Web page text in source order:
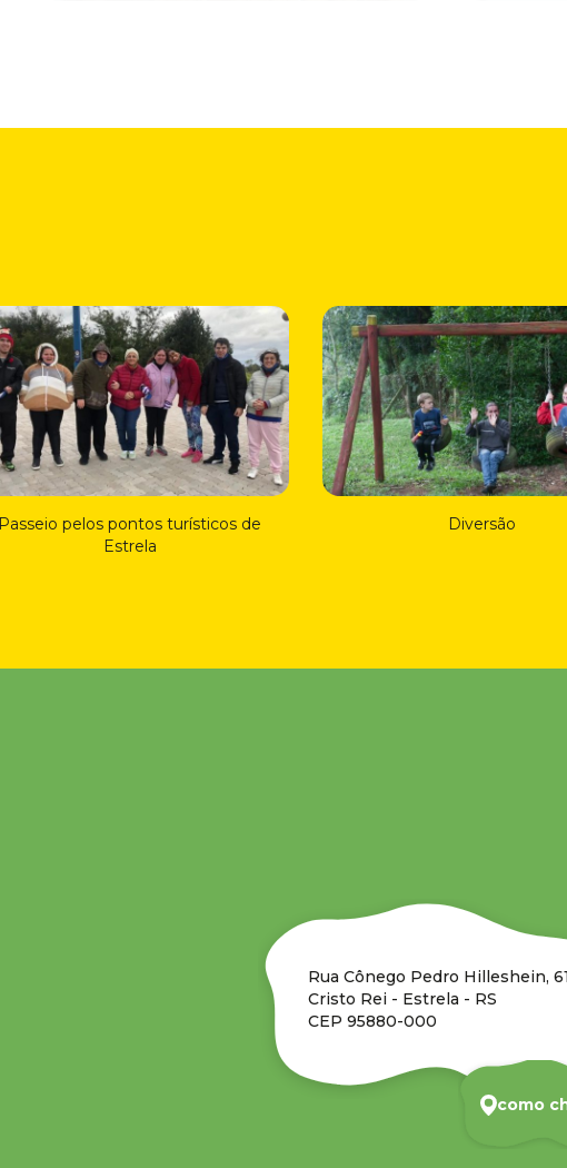
Passeio pelos pontos turísticos de
Estrela
Diversão
Rua Cônego Pedro Hilleshein, 61
Cristo Rei - Estrela - RS
CEP 95880-000
como